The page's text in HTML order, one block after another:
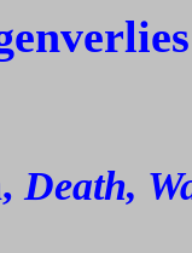
Death,